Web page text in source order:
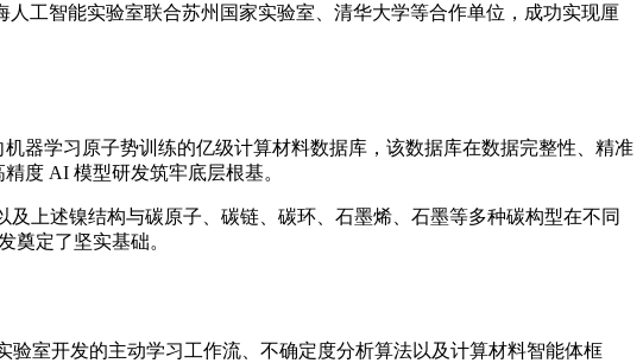
人工智能实验室联合苏州国家实验室 、清华大学等合作单位，成功实现厘
器学习原子势训练的亿级计算材料数据库，该数据库在数据完整性、精准
度 AI 模型研发筑牢底层根基。
及上述镍结构与碳原子、碳链、碳环、石墨烯、石墨等多种碳构型在不同
奠定了坚实基础。
室开发的主动学习工作流、不确定度分析算法以及计算材料智能体框